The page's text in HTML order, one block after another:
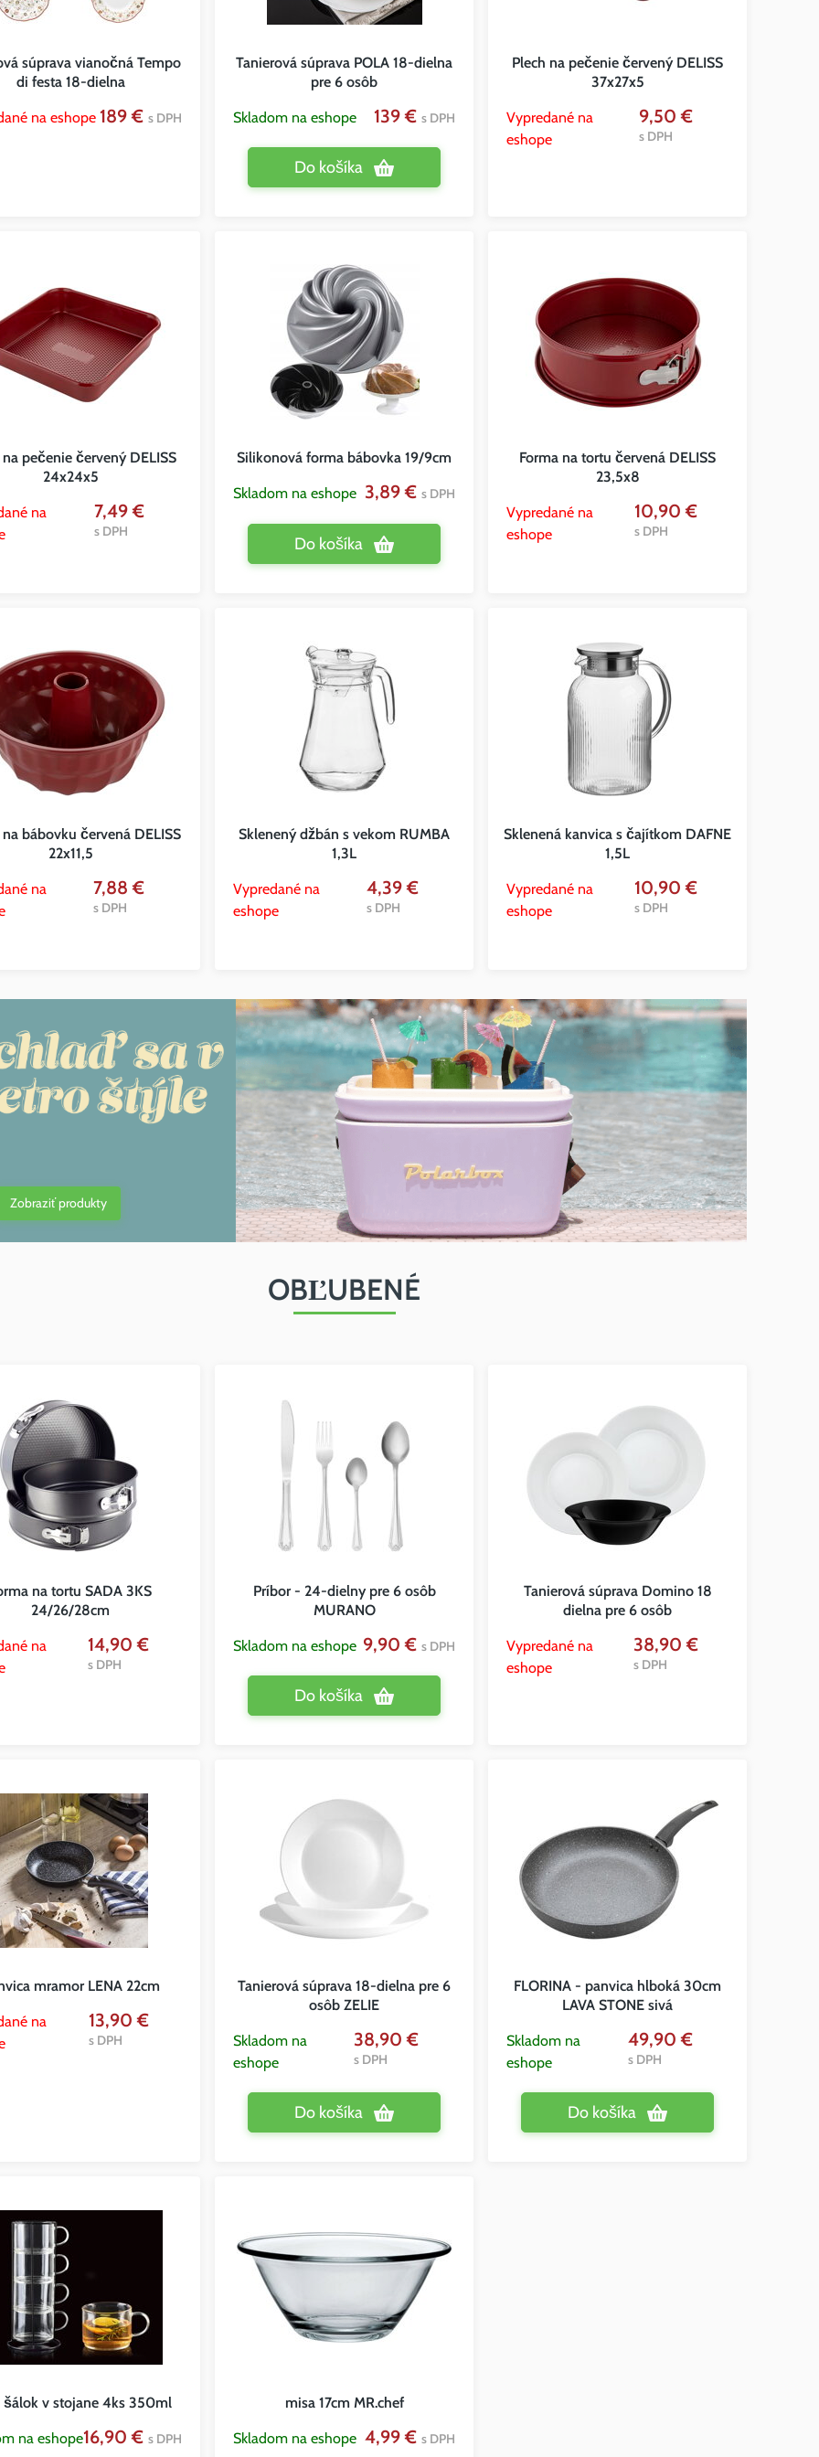
súprava vianočná Tempo
di festa 18-dielna
na eshope 189 € s DPH
Tanierová súprava POLA 18-dielna
pre 6 osôb
Skladom na eshope 139 €s DPH
Do košíka
Plech na pečenie červený DELISS
37x27x5
Vypredané na
eshope
9,50 €
s DPH
na pečenie červený DELISS
24x24x5
na
7,49 €
s DPH
Silikonová forma bábovka 19/9cm
Skladom na eshope 3,89 €s DPH
Do košíka
Forma na tortu červená DELISS
23,5x8
Vypredané na
eshope
10,90 €
s DPH
na bábovku červená DELISS
22x11,5
na
7,88 €
s DPH
Sklenený džbán s vekom RUMBA
1,3L
Vypredané na
eshope
4,39 €
s DPH
Sklenená kanvica s čajítkom DAFNE
1,5L
Vypredané na
eshope
10,90 €
s DPH
Zobraziť produkty
OBĽUBENÉ
na tortu SADA 3KS
24/26/28cm
na
14,90 €
s DPH
Príbor - 24-dielny pre 6 osôb
MURANO
Skladom na eshope 9,90 €s DPH
Do košíka
Tanierová súprava Domino 18
dielna pre 6 osôb
Vypredané na
eshope
38,90 €
s DPH
mramor LENA 22cm
na
13,90 €
s DPH
Tanierová súprava 18-dielna pre 6
osôb ZELIE
Skladom na
eshope
38,90 €
s DPH
Do košíka
FLORINA - panvica hlboká 30cm
LAVA STONE sivá
Skladom na
eshope
49,90 €
s DPH
Do košíka
šálok v stojane 4ks 350ml
na eshope16,90 € s DPH
misa 17cm MR.chef
Skladom na eshope 4,99 €s DPH